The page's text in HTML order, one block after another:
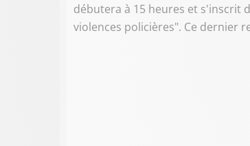
débutera à 15 heures et s'inscrit
violences policières". Ce dernier